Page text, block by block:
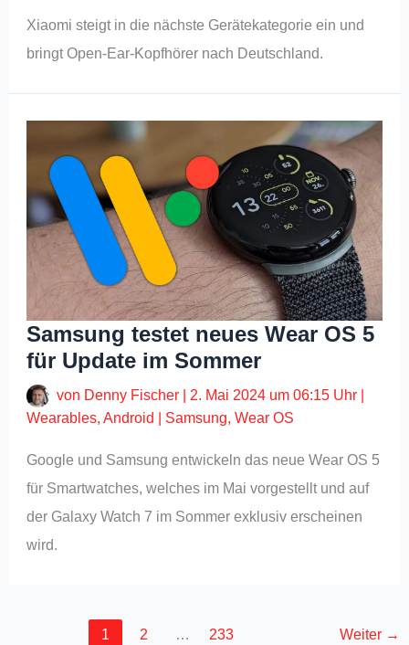
Xiaomi steigt in die nächste Gerätekategorie ein und
bringt Open-Ear-Kopfhörer nach Deutschland.
Samsung testet neues Wear OS 5
für Update im Sommer
von Denny Fischer 2. Mai 2024 um 06:15 Uhr
Wearables,Android Samsung,Wear OS
Google und Samsung entwickeln das neue Wear OS 5
für Smartwatches, welches im Mai vorgestellt und auf
der Galaxy Watch 7 im Sommer exklusiv erscheinen
wird.
1 2 … 233 Weiter →